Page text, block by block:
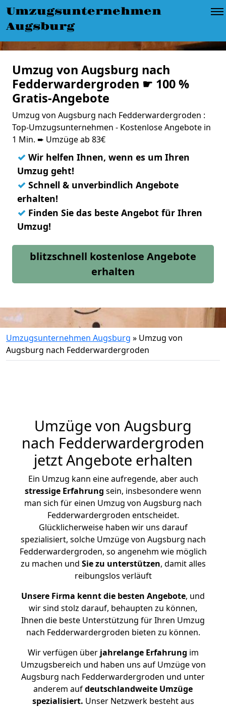
Umzugsunternehmen
Augsburg
Umzug von Augsburg nach
Fedderwardergroden ☛ 100 %
Gratis-Angebote
Umzug von Augsburg nach Fedderwardergroden :
Top-Umzugsunternehmen - Kostenlose Angebote in
1 Min. ➨ Umzüge ab 83€
✓ Wir helfen Ihnen, wenn es um Ihren
Umzug geht!
✓ Schnell & unverbindlich Angebote
erhalten!
✓ Finden Sie das beste Angebot für Ihren
Umzug!
blitzschnell kostenlose Angebote
erhalten
Umzugsunternehmen Augsburg » Umzug von
Augsburg nach Fedderwardergroden
Umzüge von Augsburg
nach Fedderwardergroden
jetzt Angebote erhalten
Ein Umzug kann eine aufregende, aber auch
stressige Erfahrung sein, insbesondere wenn
man sich für einen Umzug von Augsburg nach
Fedderwardergroden entscheidet.
Glücklicherweise haben wir uns darauf
spezialisiert, solche Umzüge von Augsburg nach
Fedderwardergroden, so angenehm wie möglich
zu machen und Sie zu unterstützen, damit alles
reibungslos verläuft
Unsere Firma kennt die besten Angebote, und
wir sind stolz darauf, behaupten zu können,
Ihnen die beste Unterstützung für Ihren Umzug
nach Fedderwardergroden bieten zu können.
Wir verfügen überjahrelange Erfahrung im
Umzugsbereich und haben uns auf Umzüge von
Augsburg nach Fedderwardergroden und unter
anderem aufdeutschlandweite Umzüge
spezialisiert. Unser Netzwerk besteht aus